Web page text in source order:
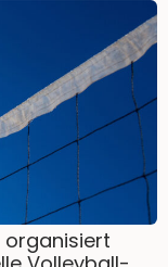
organisiert